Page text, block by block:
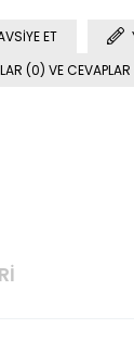
ET
(0) VE